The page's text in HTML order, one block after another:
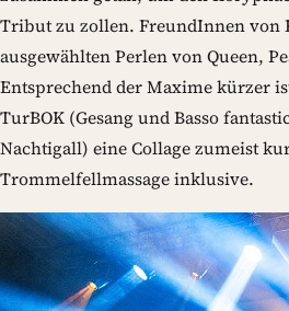
Tribut zu zollen. FreundInnen von
ausgewählten Perlen von Queen,
Entsprechend der Maxime kürzer
TurBOK (Gesang und Basso
Nachtigall) eine Collage zumeist
Trommelfellmassage inklusive.